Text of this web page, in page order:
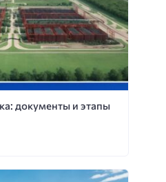
документы и этапы